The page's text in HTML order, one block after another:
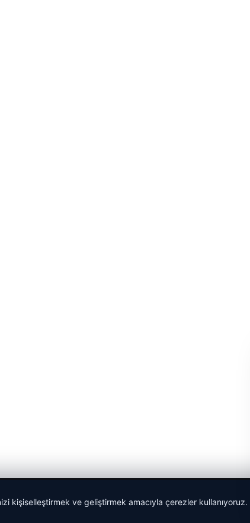
kişiselleştirmek ve geliştirmek amacıyla çerezler kullanıyoruz.